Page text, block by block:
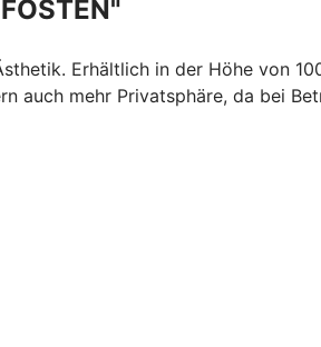
Erhältlich in der Höhe von
auch mehr Privatsphäre, da bei